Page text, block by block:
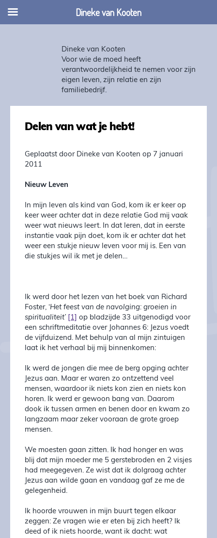
Dineke van Kooten
Voor wie de moed heeft
verantwoordelijkheid te nemen voor zijn
eigen leven, zijn relatie en zijn
familiebedrijf.
Delen van wat je hebt!
Geplaatst door Dineke van Kooten op 7 januari
2011
Nieuw Leven
In mijn leven als kind van God, kom ik er keer op
keer weer achter dat in deze relatie God mij vaak
weer wat nieuws leert. In dat leren, dat in eerste
instantie vaak pijn doet, kom ik er achter dat het
weer een stukje nieuw leven voor mij is. Een van
die stukjes wil ik met je delen…
Ik werd door het lezen van het boek van Richard
Foster, ‘Het feest van de navolging: groeien in
spiritualiteit’
[1]
op bladzijde 33 uitgenodigd voor
een schriftmeditatie over Johannes 6: Jezus voedt
de vijfduizend. Met behulp van al mijn zintuigen
laat ik het verhaal bij mij binnenkomen:
Ik werd de jongen die mee de berg opging achter
Jezus aan. Maar er waren zo ontzettend veel
mensen, waardoor ik niets kon zien en niets kon
horen. Ik werd er gewoon bang van. Daarom
dook ik tussen armen en benen door en kwam zo
langzaam maar zeker vooraan de grote groep
mensen.
We moesten gaan zitten. Ik had honger en was
blij dat mijn moeder me 5 gerstebroden en 2 visjes
had meegegeven. Ze wist dat ik dolgraag achter
Jezus aan wilde gaan en vandaag gaf ze me de
gelegenheid.
Ik hoorde vrouwen in mijn buurt tegen elkaar
zeggen: Ze vragen wie er eten bij zich heeft? Ik
deed of ik niets hoorde, want ik dacht: wat
Dineke van Kooten